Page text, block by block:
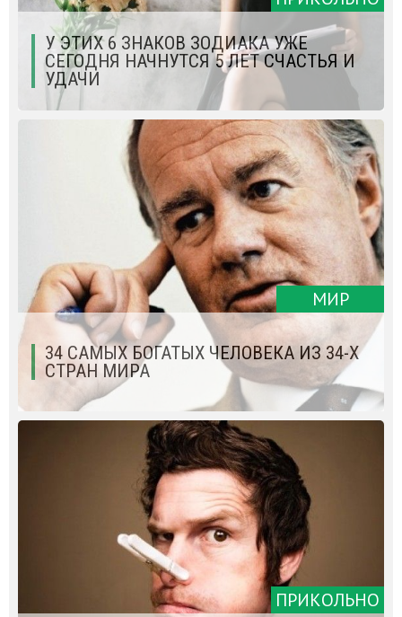
У ЭТИХ 6 ЗНАКОВ ЗОДИАКА УЖЕ
СЕГОДНЯ НАЧНУТСЯ 5 ЛЕТ СЧАСТЬЯ И
УДАЧИ
МИР
34 САМЫХ БОГАТЫХ ЧЕЛОВЕКА ИЗ 34-Х
СТРАН МИРА
ПРИКОЛЬНО